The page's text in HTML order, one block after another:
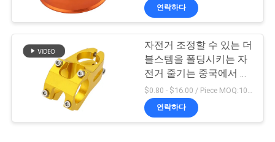
연락하다
자전거 조정할 수 있는 더
블스템을 폴딩시키는 자
전거 줄기는 중국에서 했
습니다
연락하다